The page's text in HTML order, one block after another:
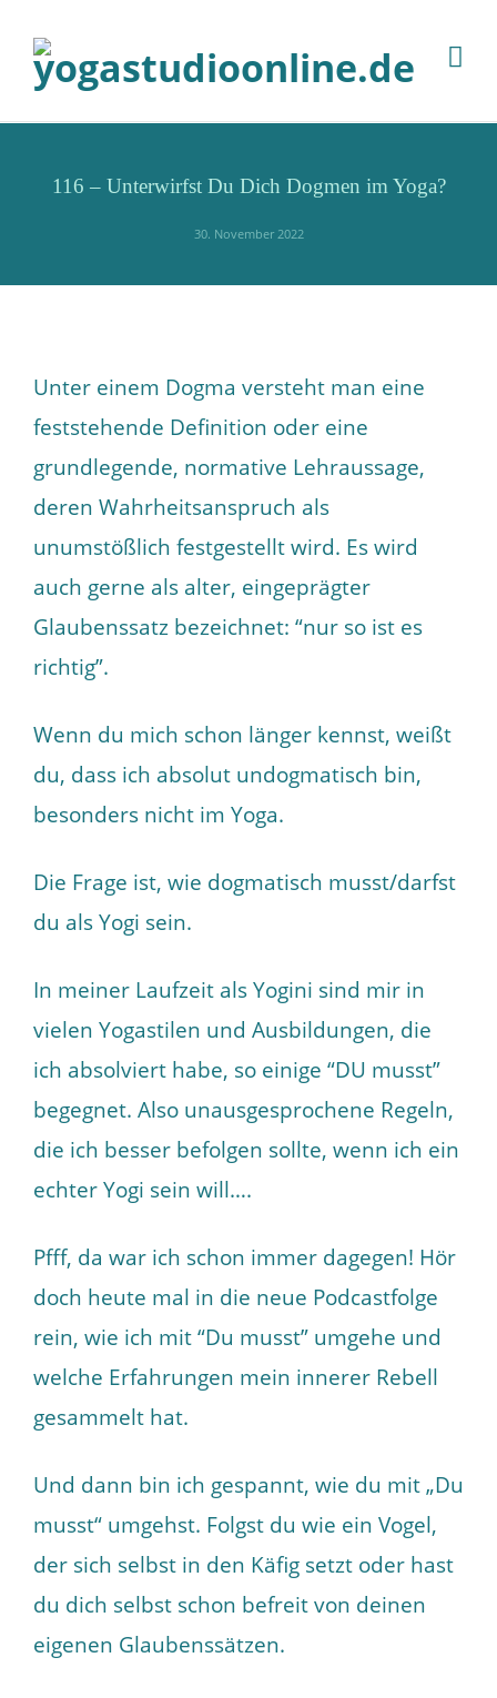
116 – Unterwirfst Du Dich Dogmen im Yoga?
30. November 2022
Unter einem Dogma versteht man eine
feststehende Definition oder eine
grundlegende, normative Lehraussage,
deren Wahrheitsanspruch als
unumstößlich festgestellt wird. Es wird
auch gerne als alter, eingeprägter
Glaubenssatz bezeichnet: “nur so ist es
richtig”.
Wenn du mich schon länger kennst, weißt
du, dass ich absolut undogmatisch bin,
besonders nicht im Yoga.
Die Frage ist, wie dogmatisch musst/darfst
du als Yogi sein.
In meiner Laufzeit als Yogini sind mir in
vielen Yogastilen und Ausbildungen, die
ich absolviert habe, so einige “DU musst”
begegnet. Also unausgesprochene Regeln,
die ich besser befolgen sollte, wenn ich ein
echter Yogi sein will….
Pfff, da war ich schon immer dagegen! Hör
doch heute mal in die neue Podcastfolge
rein, wie ich mit “Du musst” umgehe und
welche Erfahrungen mein innerer Rebell
gesammelt hat.
Und dann bin ich gespannt, wie du mit „Du
musst“ umgehst. Folgst du wie ein Vogel,
der sich selbst in den Käfig setzt oder hast
du dich selbst schon befreit von deinen
eigenen Glaubenssätzen.